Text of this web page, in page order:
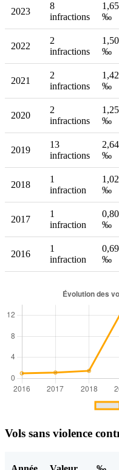
2023
8
infractions
1,65
‰
2022
2
infractions
1,50
‰
2021
2
infractions
1,42
‰
2020
2
infractions
1,25
‰
2019
13
infractions
2,64
‰
2018
1
infraction
1,02
‰
2017
1
infraction
0,80
‰
2016
1
infraction
0,69
‰
Vols sans violence